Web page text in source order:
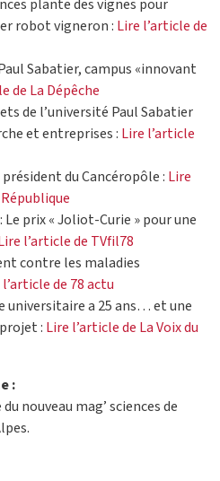
plante des vignes pour
robot vigneron : Lire l’article de
Sabatier, campus «innovant
de La Dépêche
de l’université Paul Sabatier
et entreprises : Lire l’article
du Cancéropôle : Lire
Le prix « Joliot-Curie » pour une
l’article de TVfil78
contre les maladies
de 78 actu
universitaire a 25 ans… et une
: Lire l’article de La Voix du
:
nouveau mag’ sciences de